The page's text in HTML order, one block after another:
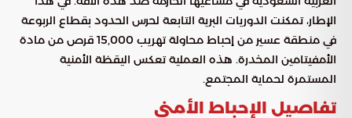
الإطار، تمكنت الدوريات البرية التابعة لحرس الحدود بقطاع الربوعة
في منطقة عسير من إحباط محاولة تهريب 15,000 قرص من مادة
الأمفيتامين المخدرة. هذه العملية تعكس اليقظة الأمنية
المستمرة لحماية المجتمع.
تفاصيل الإحباط الأمني